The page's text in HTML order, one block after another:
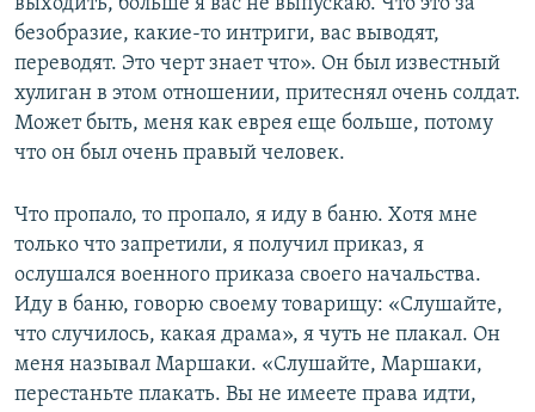
выходить, больше я вас не выпускаю. Что это за
безобразие, какие-то интриги, вас выводят,
переводят. Это черт знает что». Он был известный
хулиган в этом отношении, притеснял очень солдат.
Может быть, меня как еврея еще больше, потому
что он был очень правый человек.
Что пропало, то пропало, я иду в баню. Хотя мне
только что запретили, я получил приказ, я
ослушался военного приказа своего начальства.
Иду в баню, говорю своему товарищу: «Слушайте,
что случилось, какая драма», я чуть не плакал. Он
меня называл Маршаки. «Слушайте, Маршаки,
перестаньте плакать. Вы не имеете права идти,